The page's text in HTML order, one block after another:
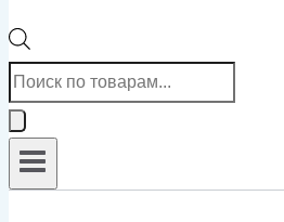
Поиск
товаров